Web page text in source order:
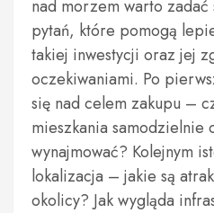
nad morzem warto
pytań, które pomogą
takiej inwestycji oraz jej
oczekiwaniami. Po
się nad celem zakupu –
mieszkania samodzielnie
wynajmować? Kolejnym
lokalizacja – jakie są
okolicy? Jak wygląda